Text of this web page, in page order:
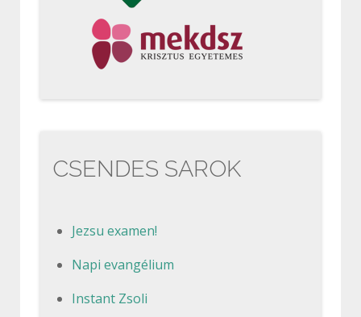
CSENDES SAROK
Jezsu examen!
Napi evangélium
Instant Zsoli